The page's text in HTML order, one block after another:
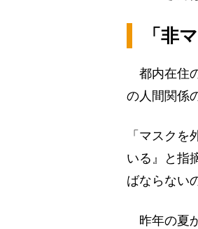
「非
都内在住
の人間関係
「マスク
いる』と指
ばならない
昨年の夏